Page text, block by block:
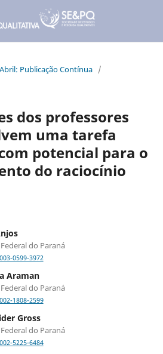
Publicação Contínua /
dos professores
uma tarefa
potencial para o
do raciocínio
do Paraná
0599-3972
Araman
do Paraná
1808-2599
Gross
do Paraná
5225-6484